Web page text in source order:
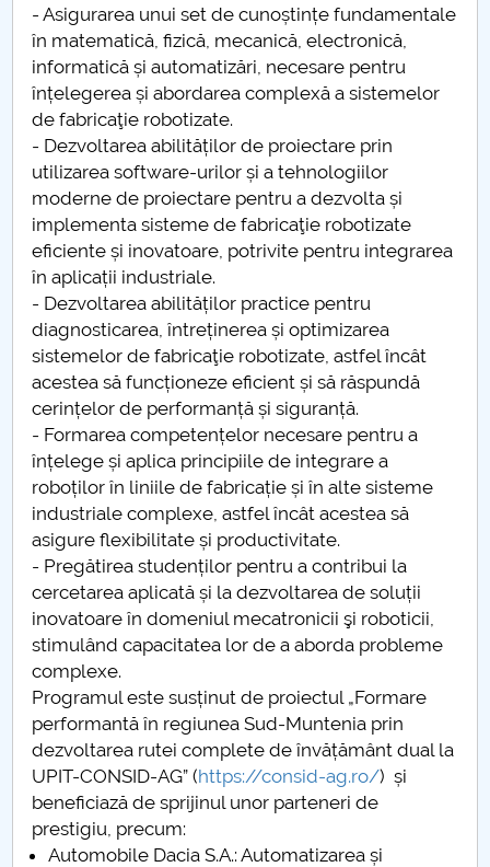
Proiect PRIM STUD
Proiect SU-ETIC
Protecția datelor personale
UNIVERSITATE pentru comunitate
IOSUD/CSUD-Doctorate
Comisie de etica unversitară
Evenimente CUP
Accesibilitate pentru studenții cu dizabilități
Raportul Conducerii Centrului Universitar Pitești
privind implementarea Planului Operațional 2020-
2024
Parteneri CUP
Centrul de Consiliere și Orientare în Carieră
Chestionar angajabilitate ALUMNI – UPB
CAR2026
MENIU CANTINA
Management
- Asigurarea unui set de cunoștințe fundamentale
în matematică, fizică, mecanică, electronică,
informatică și automatizări, necesare pentru
înțelegerea și abordarea complexă a sistemelor
de fabricaţie robotizate.
- Dezvoltarea abilităților de proiectare prin
utilizarea software-urilor și a tehnologiilor
moderne de proiectare pentru a dezvolta și
implementa sisteme de fabricaţie robotizate
eficiente și inovatoare, potrivite pentru integrarea
în aplicații industriale.
- Dezvoltarea abilităților practice pentru
diagnosticarea, întreținerea și optimizarea
sistemelor de fabricaţie robotizate, astfel încât
acestea să funcționeze eficient și să răspundă
cerințelor de performanță și siguranță.
- Formarea competențelor necesare pentru a
înțelege și aplica principiile de integrare a
roboților în liniile de fabricație și în alte sisteme
industriale complexe, astfel încât acestea să
asigure flexibilitate și productivitate.
- Pregătirea studenților pentru a contribui la
cercetarea aplicată și la dezvoltarea de soluții
inovatoare în domeniul mecatronicii şi roboticii,
stimulând capacitatea lor de a aborda probleme
complexe.
Programul este susținut de proiectul „Formare
performantă în regiunea Sud-Muntenia prin
dezvoltarea rutei complete de învățământ dual la
UPIT-CONSID-AG” (https://consid-ag.ro/) și
beneficiază de sprijinul unor parteneri de
prestigiu, precum:
Automobile Dacia S.A.: Automatizarea și